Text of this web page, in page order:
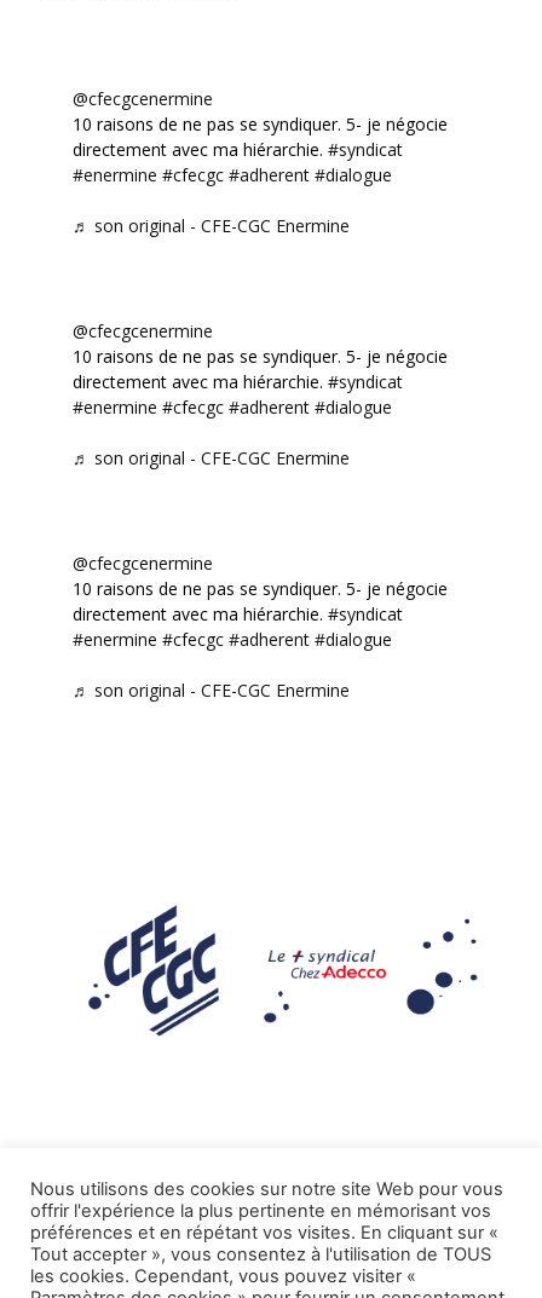
@cfecgcenermine
10 raisons de ne pas se syndiquer. 5- je négocie
directement avec ma hiérarchie. #syndicat
#enermine #cfecgc #adherent #dialogue
♬ son original - CFE-CGC Enermine
@cfecgcenermine
10 raisons de ne pas se syndiquer. 5- je négocie
directement avec ma hiérarchie. #syndicat
#enermine #cfecgc #adherent #dialogue
♬ son original - CFE-CGC Enermine
@cfecgcenermine
10 raisons de ne pas se syndiquer. 5- je négocie
directement avec ma hiérarchie. #syndicat
#enermine #cfecgc #adherent #dialogue
♬ son original - CFE-CGC Enermine
Mentions légales
Tous droits réservés CFE-CGC ADECCO.
Nous utilisons des cookies sur notre site Web pour vous
offrir l'expérience la plus pertinente en mémorisant vos
préférences et en répétant vos visites. En cliquant sur «
Tout accepter », vous consentez à l'utilisation de TOUS
les cookies. Cependant, vous pouvez visiter «